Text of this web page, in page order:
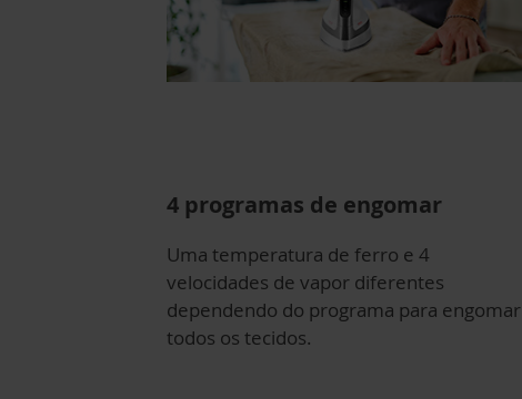
4 programas de engomar
Uma temperatura de ferro e 4
velocidades de vapor diferentes
dependendo do programa para engomar
todos os tecidos.